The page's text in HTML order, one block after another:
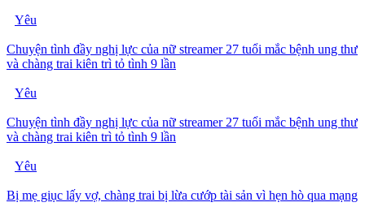
Yêu
Chuyện tình đầy nghị lực của nữ streamer 27 tuổi mắc bệnh ung thư
và chàng trai kiên trì tỏ tình 9 lần
Yêu
Chuyện tình đầy nghị lực của nữ streamer 27 tuổi mắc bệnh ung thư
và chàng trai kiên trì tỏ tình 9 lần
Yêu
Bị mẹ giục lấy vợ, chàng trai bị lừa cướp tài sản vì hẹn hò qua mạng